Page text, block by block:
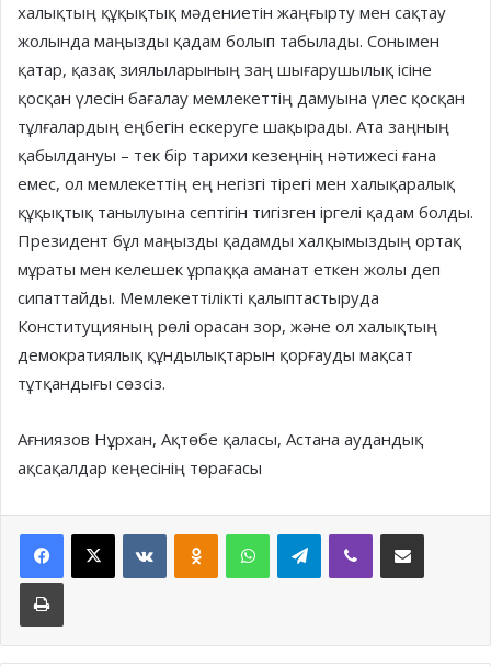
халықтың құқықтық мәдениетін жаңғырту мен сақтау
жолында маңызды қадам болып табылады. Сонымен
қатар, қазақ зиялыларының заң шығарушылық ісіне
қосқан үлесін бағалау мемлекеттің дамуына үлес қосқан
тұлғалардың еңбегін ескеруге шақырады. Ата заңның
қабылдануы – тек бір тарихи кезеңнің нәтижесі ғана
емес, ол мемлекеттің ең негізгі тірегі мен халықаралық
құқықтық танылуына септігін тигізген іргелі қадам болды.
Президент бұл маңызды қадамды халқымыздың ортақ
мұраты мен келешек ұрпаққа аманат еткен жолы деп
сипаттайды. Мемлекеттілікті қалыптастыруда
Конституцияның рөлі орасан зор, және ол халықтың
демократиялық құндылықтарын қорғауды мақсат
тұтқандығы сөзсіз.
Ағниязов Нұрхан, Ақтөбе қаласы, Астана аудандық
ақсақалдар кеңесінің төрағасы
Facebook
X VKontakteOdnoklassniki
WhatsAppTelegramViber Share via Email
Print